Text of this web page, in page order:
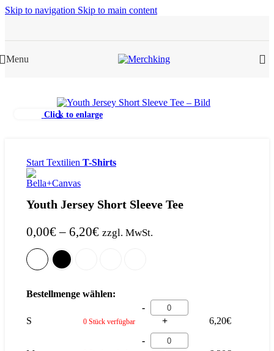
Skip to navigation Skip to main content
Menu
Click to enlarge
Start Textilien T-Shirts
Youth Jersey Short Sleeve Tee
0,00€ – 6,20€ zzgl. MwSt.
Bestellmenge wählen:
S 0 Stück verfügbar
-
+
6,20€
-